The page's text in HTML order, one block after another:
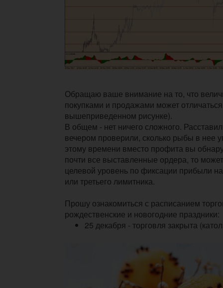
Обращаю ваше внимание на то, что
покупками и продажами может
вышеприведенном рисунке).
В общем - нет ничего сложного.
вечером проверили, сколько рыбы в нее
этому времени вместо профита вы
почти все выставленные ордера, то
целевой уровень по фиксации прибыли на
или третьего лимитника.
Прошу ознакомиться с расписанием
рождественские и новогодние праздники:
25 декабря - торговля закрыта